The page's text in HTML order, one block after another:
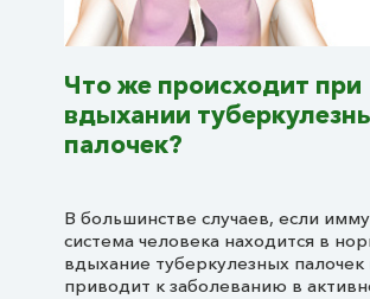
Что же происходит при
вдыхании
палочек?
В большинстве случаев, если
система человека находится в
вдыхание туберкулезных палочек
приводит к заболеванию в